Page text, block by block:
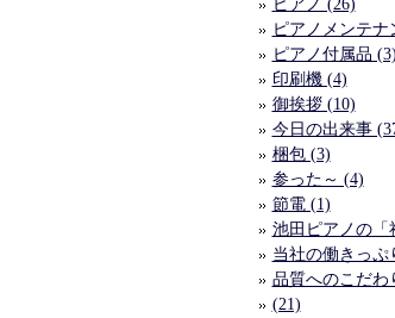
ピアノ (26)
ピアノメンテナ
ピアノ付属品 (3)
印刷機 (4)
御挨拶 (10)
今日の出来事
梱包 (3)
参った～ (4)
節電 (1)
池田ピアノの
当社の働きっぷ
品質へのこだわ
(21)